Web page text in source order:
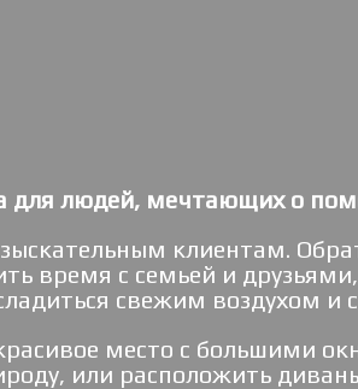
для людей, мечтающих о
клиентам.
время с семьей и
свежим воздухом и
место с большими
или расположить